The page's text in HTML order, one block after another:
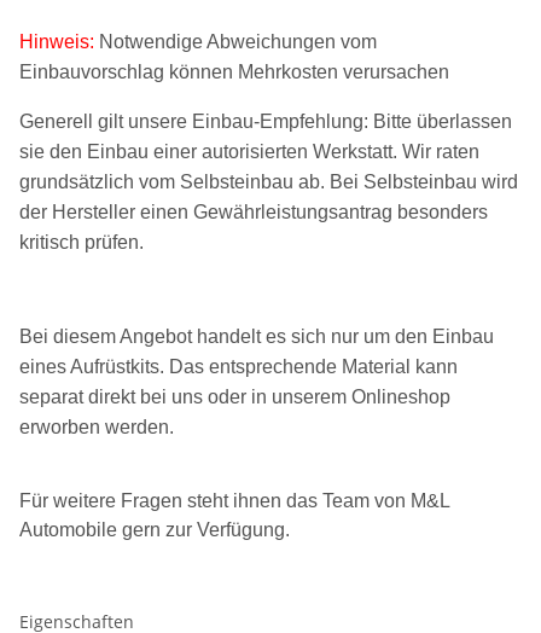
Hinweis: Notwendige Abweichungen vom
Einbauvorschlag können Mehrkosten verursachen
Generell gilt unsere Einbau-Empfehlung: Bitte überlassen
sie den Einbau einer autorisierten Werkstatt. Wir raten
grundsätzlich vom Selbsteinbau ab. Bei Selbsteinbau wird
der Hersteller einen Gewährleistungsantrag besonders
kritisch prüfen.
Bei diesem Angebot handelt es sich nur um den Einbau
eines Aufrüstkits. Das entsprechende Material kann
separat direkt bei uns oder in unserem Onlineshop
erworben werden.
Für weitere Fragen steht ihnen das Team von M&L
Automobile gern zur Verfügung.
Eigenschaften